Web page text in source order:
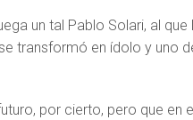
un tal Pablo Solari, al que
se transformó en ídolo y uno
por cierto, pero que en el